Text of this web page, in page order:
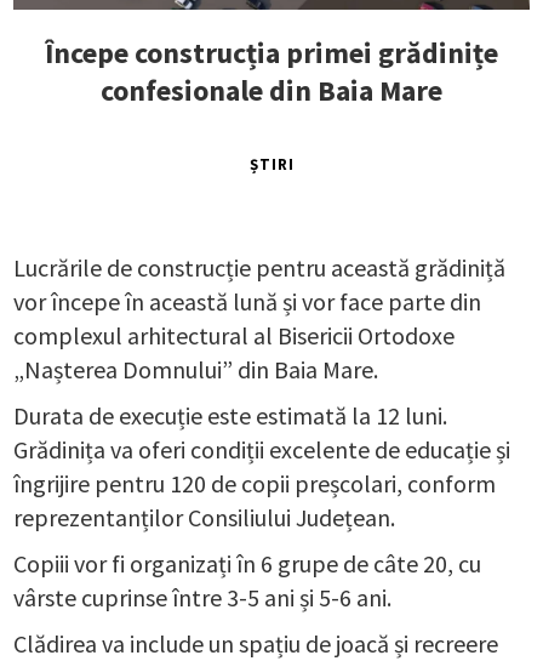
Începe construcția primei grădinițe
confesionale din Baia Mare
ȘTIRI
Lucrările de construcție pentru această grădiniță
vor începe în această lună și vor face parte din
complexul arhitectural al Bisericii Ortodoxe
„Nașterea Domnului” din Baia Mare.
Durata de execuție este estimată la 12 luni.
Grădinița va oferi condiții excelente de educație și
îngrijire pentru 120 de copii preșcolari, conform
reprezentanților Consiliului Județean.
Copiii vor fi organizați în 6 grupe de câte 20, cu
vârste cuprinse între 3-5 ani și 5-6 ani.
Clădirea va include un spațiu de joacă și recreere